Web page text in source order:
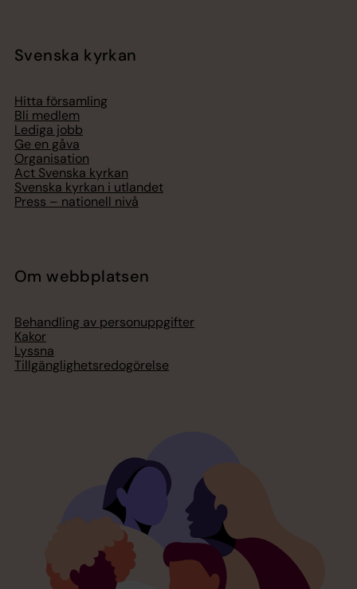
Svenska kyrkan
Hitta församling
Bli medlem
Lediga jobb
Ge en gåva
Organisation
Act Svenska kyrkan
Svenska kyrkan i utlandet
Press – nationell nivå
Om webbplatsen
Behandling av personuppgifter
Kakor
Lyssna
Tillgänglighetsredogörelse